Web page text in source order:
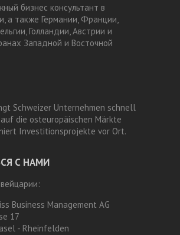
бизнес консультант в
а также Германии, Франции,
Голландии, Австрии и
Западной и Восточной
Schweizer Unternehmen schnell
die osteuropäischen Märkte
Investitionsprojekte vor Ort.
С НАМИ
Business Management AG
17
- Rheinfelden